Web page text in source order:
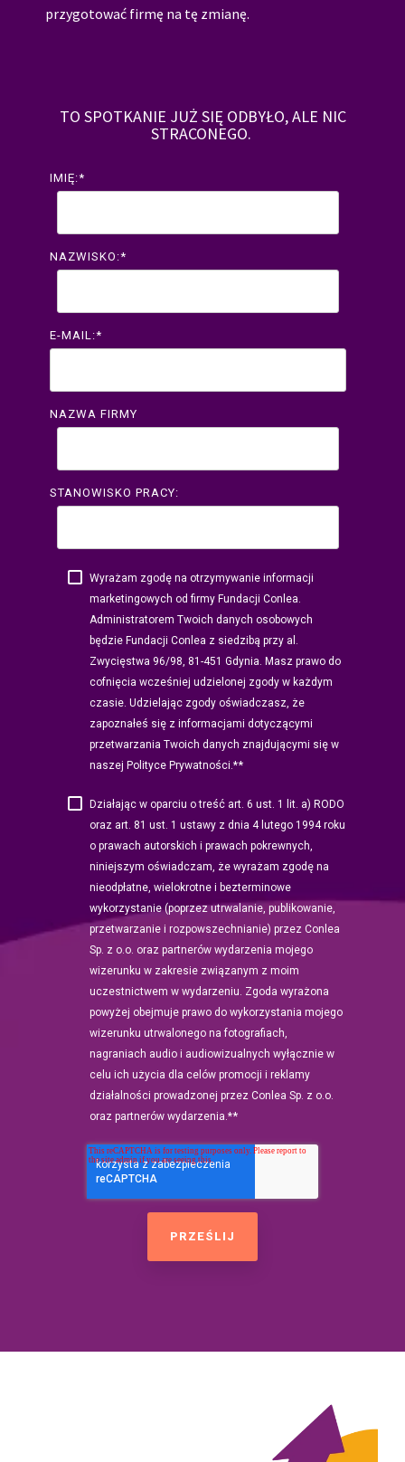
przygotować firmę na tę zmianę.
TO SPOTKANIE JUŻ SIĘ ODBYŁO, ALE NIC
STRACONEGO.
IMIĘ:*
NAZWISKO:*
E-MAIL:*
NAZWA FIRMY
STANOWISKO PRACY:
Wyrażam zgodę na otrzymywanie informacji
marketingowych od firmy Fundacji Conlea.
Administratorem Twoich danych osobowych
będzie Fundacji Conlea z siedzibą przy al.
Zwycięstwa 96/98, 81-451 Gdynia. Masz prawo do
cofnięcia wcześniej udzielonej zgody w każdym
czasie. Udzielając zgody oświadczasz, że
zapoznałeś się z informacjami dotyczącymi
przetwarzania Twoich danych znajdującymi się w
naszej Polityce Prywatności.**
Działając w oparciu o treść art. 6 ust. 1 lit. a) RODO
oraz art. 81 ust. 1 ustawy z dnia 4 lutego 1994 roku
o prawach autorskich i prawach pokrewnych,
niniejszym oświadczam, że wyrażam zgodę na
nieodpłatne, wielokrotne i bezterminowe
wykorzystanie (poprzez utrwalanie, publikowanie,
przetwarzanie i rozpowszechnianie) przez Conlea
Sp. z o.o. oraz partnerów wydarzenia mojego
wizerunku w zakresie związanym z moim
uczestnictwem w wydarzeniu. Zgoda wyrażona
powyżej obejmuje prawo do wykorzystania mojego
wizerunku utrwalonego na fotografiach,
nagraniach audio i audiowizualnych wyłącznie w
celu ich użycia dla celów promocji i reklamy
działalności prowadzonej przez Conlea Sp. z o.o.
oraz partnerów wydarzenia.**